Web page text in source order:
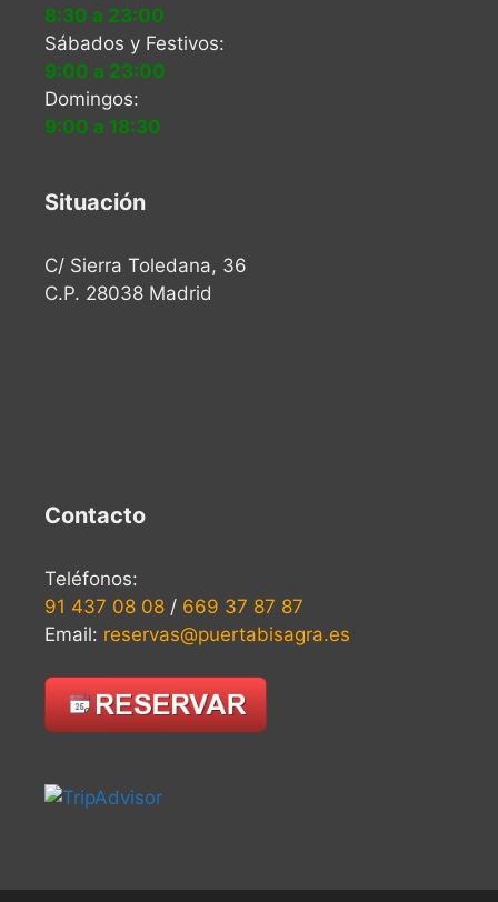
8:30 a 23:00
Sábados y Festivos:
9:00 a 23:00
Domingos:
9:00 a 18:30
Situación
C/ Sierra Toledana, 36
C.P. 28038 Madrid
Contacto
Teléfonos:
91 437 08 08 / 669 37 87 87
Email: reservas@puertabisagra.es